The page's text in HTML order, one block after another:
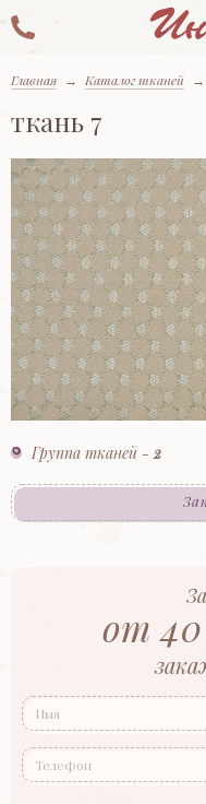
Главная → Каталог тканей →
ткань 7
Группа тканей -2
от